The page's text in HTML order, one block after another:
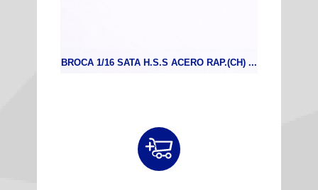
BROCA 1/16 SATA H.S.S ACERO RAP.(CH) ...